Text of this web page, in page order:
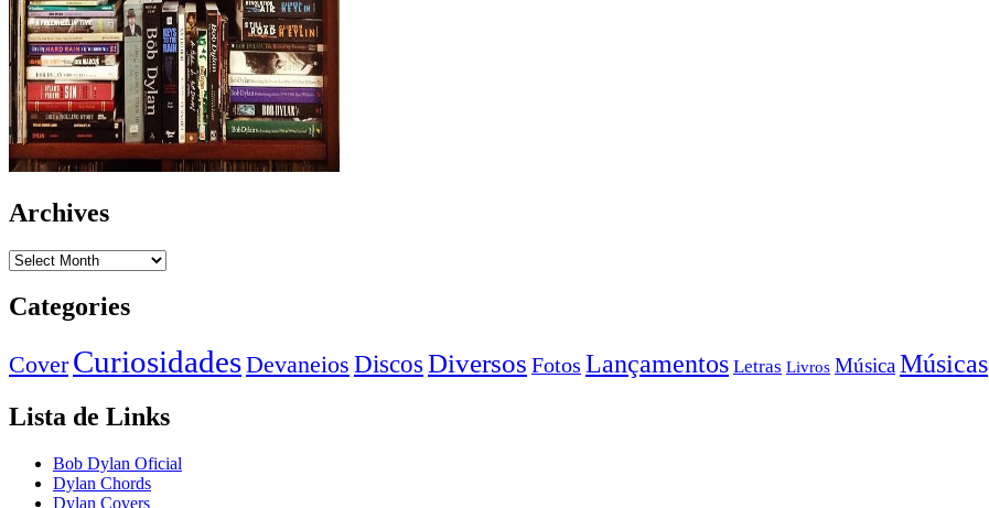
Archives
Archives
Categories
Cover CuriosidadesDevaneios Discos Diversos Fotos Lançamentos Letras Livros MúsicaMúsicas
Lista de Links
Bob Dylan Oficial
Dylan Chords
Dylan Covers